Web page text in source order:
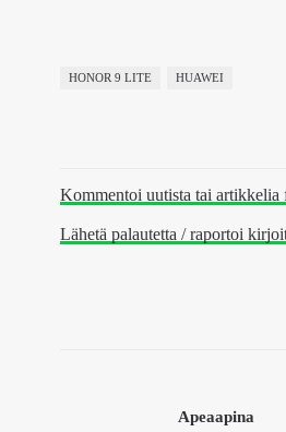
HONOR 9 LITE HUAWEI
Kommentoi uutista tai artikkelia
Lähetä palautetta / raportoi
Apeaapina